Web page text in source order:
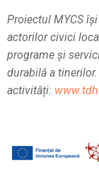
Proiectul MYCS
actorilor civici
programe și
durabilă a tinerilor.
activități: